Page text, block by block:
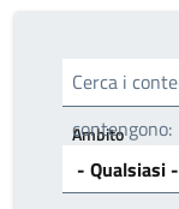
Cerca i
contengono:
Ambito